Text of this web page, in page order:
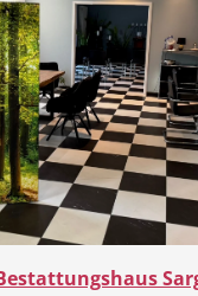
Lokale
Öffentliche